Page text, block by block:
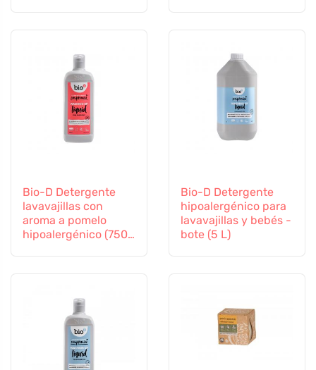
Bio-D Detergente
lavavajillas con
aroma a pomelo
hipoalergénico (750
Bio-D Detergente
hipoalergénico para
lavavajillas y bebés -
bote (5 L)